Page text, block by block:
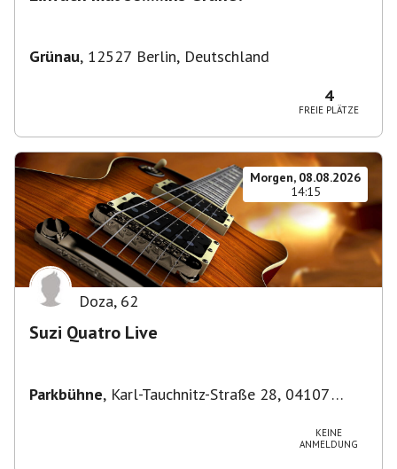
Grünau, 12527 Berlin, Deutschland
4
FREIE PLÄTZE
Morgen, 08.08.2026
14:15
Doza, 62
Suzi Quatro Live
Parkbühne, Karl-Tauchnitz-Straße 28, 04107
KEINE
ANMELDUNG